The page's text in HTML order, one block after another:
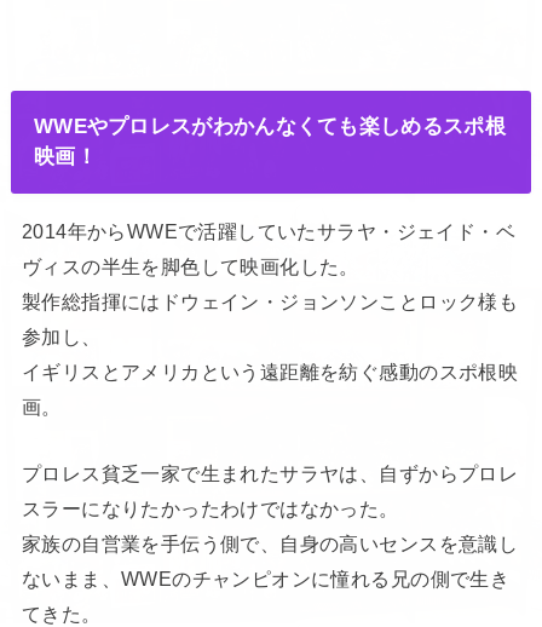
WWEやプロレスがわかんなくても楽しめるスポ根
映画！
2014年からWWEで活躍していたサラヤ・ジェイド・ベ
ヴィスの半生を脚色して映画化した。
製作総指揮にはドウェイン・ジョンソンことロック様も
参加し、
イギリスとアメリカという遠距離を紡ぐ感動のスポ根映
画。
プロレス貧乏一家で生まれたサラヤは、自ずからプロレ
スラーになりたかったわけではなかった。
家族の自営業を手伝う側で、自身の高いセンスを意識し
ないまま、WWEのチャンピオンに憧れる兄の側で生き
てきた。